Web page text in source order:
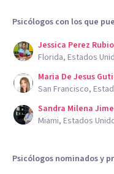
Psicólogos con los que
Jessica Perez Rubio
Florida, Estados
Maria De Jesus
San Francisco,
Sandra Milena
Miami, Estados
Psicólogos nominados y